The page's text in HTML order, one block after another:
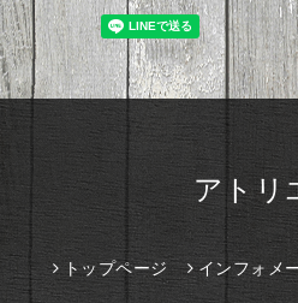
アトリ
トップページ インフォメ